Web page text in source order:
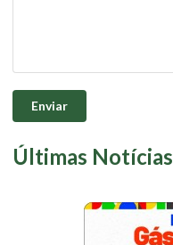
Enviar
Últimas Notícias